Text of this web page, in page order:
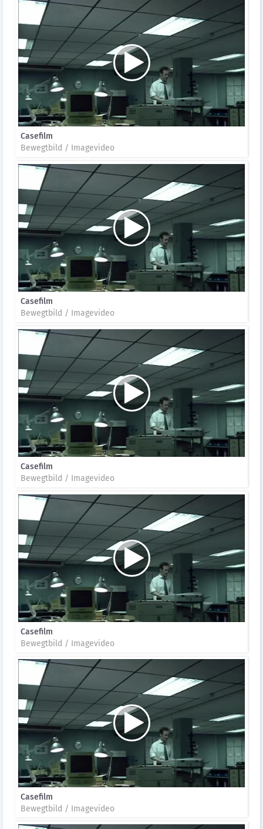
Casefilm
Bewegtbild / Imagevideo
Casefilm
Bewegtbild / Imagevideo
Casefilm
Bewegtbild / Imagevideo
Casefilm
Bewegtbild / Imagevideo
Casefilm
Bewegtbild / Imagevideo